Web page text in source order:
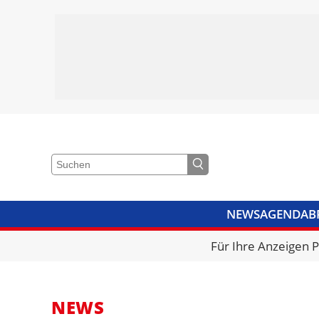
NEWSAGENDA
VIDEOSBIBLIOTHEK
Für Ihre Anzeigen
NEWS